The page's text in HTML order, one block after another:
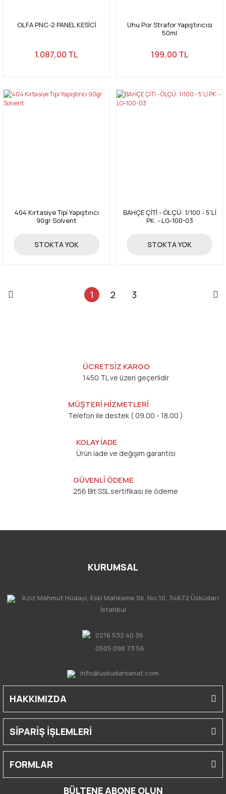
OLFA PNC-2 PANEL KESİCİ
1.087,00 TL
Uhu Por Strafor Yapıştırıcısı
50ml
199,00 TL
404 Kırtasiye Tipi Yapıştırıcı
90gr Solvent
7,97 TL
STOKTA YOK
BAHÇE ÇİTİ - ÖLÇÜ: 1/100 - 5'Lİ
PK. - LG-100-03
59,00 TL
STOKTA YOK
1 2 3
ÜCRETSİZ KARGO
1450 TL ve üzeri geçerlidir
MÜŞTERİ HİZMETLERİ
Telefon ile destek ( 09.00 - 18.00 )
KOLAY İADE
Ürün iade ve değişim garantisi
GÜVENLİ ÖDEME
256 Bit SSL sertifikası ile ödeme
KURUMSAL
Aziz Mahmut Hüdayi, Eski Mahkeme Sk. No:10, 34672 Üsküdar/
İstanbul
0216 532 40 36
0505 098 73 56
info@uskudarsanat.com
HAKKIMIZDA
SİPARİŞ İŞLEMLERİ
FORMLAR
BÜLTENE ABONE OLUN